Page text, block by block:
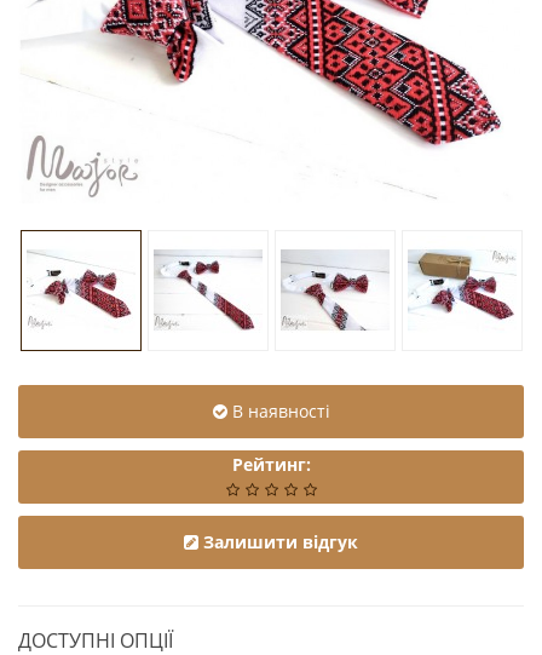
В наявності
Рейтинг:
Залишити відгук
ДОСТУПНІ ОПЦІЇ